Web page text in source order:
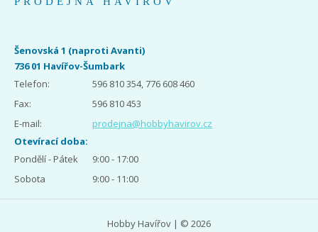
Šenovská 1 (naproti Avanti)
736 01 Havířov-Šumbark
Telefon:
596 810 354, 776 608 460
Fax:
596 810 453
E-mail:
prodejna@hobbyhavirov.cz
Otevírací doba:
Pondělí - Pátek
9:00 - 17:00
Sobota
9:00 - 11:00
Hobby Havířov | © 2026